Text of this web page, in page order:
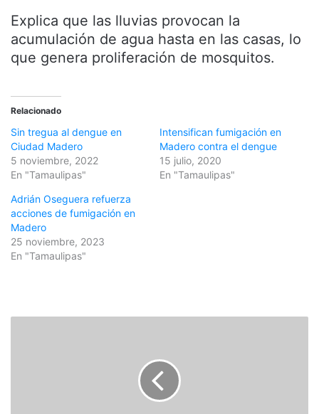
Explica que las lluvias provocan la
acumulación de agua hasta en las casas, lo
que genera proliferación de mosquitos.
Relacionado
Sin tregua al dengue en
Ciudad Madero
5 noviembre, 2022
En "Tamaulipas"
Intensifican fumigación en
Madero contra el dengue
15 julio, 2020
En "Tamaulipas"
Adrián Oseguera refuerza
acciones de fumigación en
Madero
25 noviembre, 2023
En "Tamaulipas"